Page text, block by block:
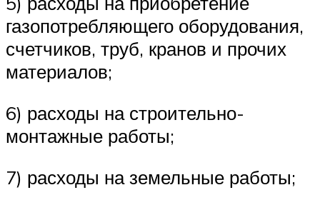
газопотребляющего оборудования,
счетчиков, труб, кранов и прочих
материалов;
6) расходы на строительно-
монтажные работы;
7) расходы на земельные работы;